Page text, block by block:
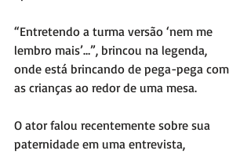
“Entretendo a turma versão ‘nem me
lembro mais’…”, brincou na legenda,
onde está brincando de pega-pega com
as crianças ao redor de uma mesa.
O ator falou recentemente sobre sua
paternidade em uma entrevista,